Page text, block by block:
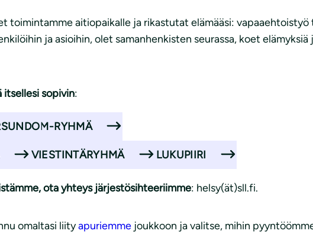
toimintamme aitiopaikalle ja rikastutat elämääsi:
ja asioihin, olet samanhenkisten seurassa, koet
itsellesi sopivin:
RYHMÄ
VIESTINTÄRYHMÄ LUKUPIIRI
ota yhteys järjestösihteeriimme: helsy(ät)sll.fi.
omaltasi liityapuriemme joukkoon ja valitse, mihin